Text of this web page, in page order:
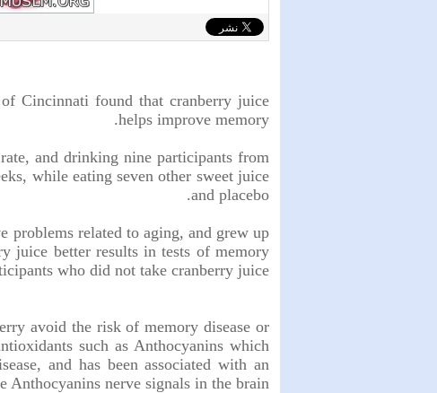
Cincinnati found that cranberry juice
helps improve memory.
and drinking nine participants from
while eating seven other sweet juice
and placebo.
problems related to aging, and grew up
juice better results in tests of memory
who did not take cranberry juice.
avoid the risk of memory disease or
such as Anthocyanins which
and has been associated with an
Anthocyanins nerve signals in the brain.